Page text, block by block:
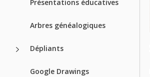
Présentations éducatives
Arbres généalogiques
Dépliants
Google Drawings